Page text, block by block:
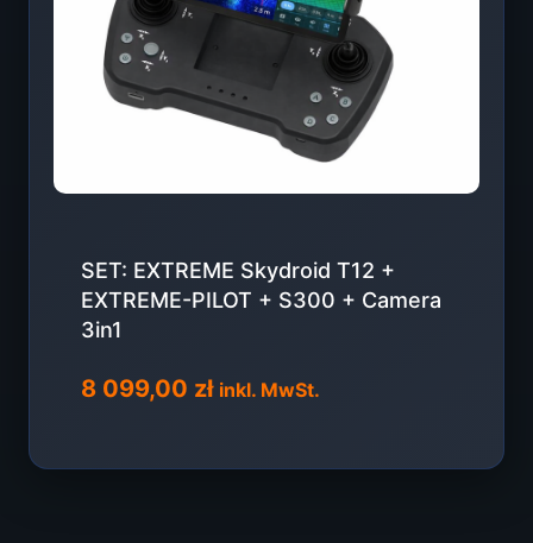
SET: EXTREME Skydroid T12 +
EXTREME-PILOT + S300 + Camera
3in1
8 099,00 zł inkl. MwSt.